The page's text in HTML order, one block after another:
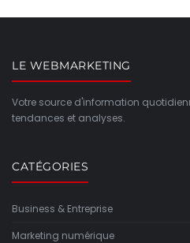
LE WEBMARKETING
Votre source d'information
tendances et analyses.
CATÉGORIES
Business & Entreprise
Marketing numérique